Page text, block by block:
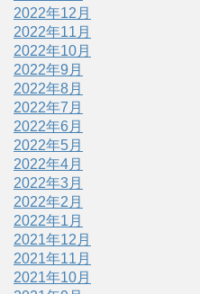
2022年12月
2022年11月
2022年10月
2022年9月
2022年8月
2022年7月
2022年6月
2022年5月
2022年4月
2022年3月
2022年2月
2022年1月
2021年12月
2021年11月
2021年10月